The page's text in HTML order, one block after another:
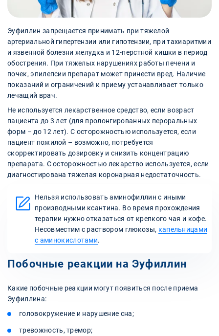
Эуфиллин запрещается принимать при тяжелой
артериальной гипертензии или гипотензии, при тахиаритмии
и язвенной болезни желудка и 12-перстной кишки в период
обострения. При тяжелых нарушениях работы печени и
почек, эпилепсии препарат может принести вред. Наличие
показаний и ограничений к приему устанавливает только
лечащий врач.
Не используется лекарственное средство, если возраст
пациента до 3 лет (для пролонгированных пероральных
форм – до 12 лет). С осторожностью используется, если
пациент пожилой – возможно, потребуется
скорректировать дозировку и снизить концентрацию
препарата. С осторожностью лекарство используется, если
диагностирована тяжелая коронарная недостаточность.
Нельзя использовать аминофиллин с иными
производными ксантина. Во время прохождения
терапии нужно отказаться от крепкого чая и кофе.
Несовместим с раствором глюкозы, капельницами
с аминокислотами.
Побочные реакции на Эуфиллин
Какие побочные реакции могут появиться после приема
Эуфиллина:
головокружение и нарушение сна;
тревожность, тремор;